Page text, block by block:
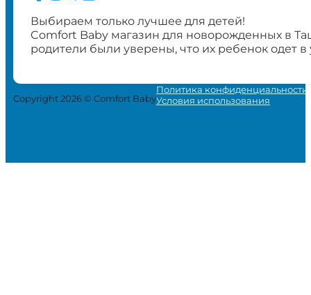
Выбираем только лучшее для детей!
Comfort Baby магазин для новорожденных в
родители были уверены, что их ребенок одет
Copyright 2026 © Comfort Baby
Политика конфиденциальности
Условия использования